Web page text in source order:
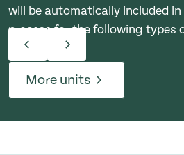
will be automatically included
process for the following types
More units